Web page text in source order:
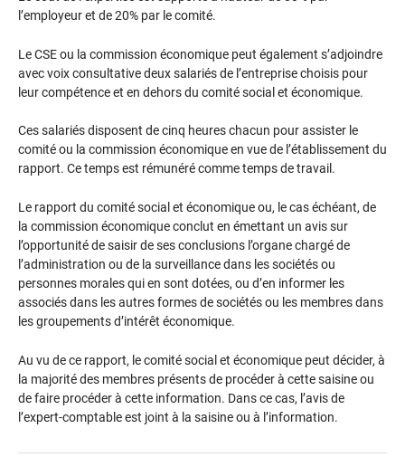
l’employeur et de 20% par le comité.
Le CSE ou la commission économique peut également s’adjoindre
avec voix consultative deux salariés de l’entreprise choisis pour
leur compétence et en dehors du comité social et économique.
Ces salariés disposent de cinq heures chacun pour assister le
comité ou la commission économique en vue de l’établissement du
rapport. Ce temps est rémunéré comme temps de travail.
Le rapport du comité social et économique ou, le cas échéant, de
la commission économique conclut en émettant un avis sur
l’opportunité de saisir de ses conclusions l’organe chargé de
l’administration ou de la surveillance dans les sociétés ou
personnes morales qui en sont dotées, ou d’en informer les
associés dans les autres formes de sociétés ou les membres dans
les groupements d’intérêt économique.
Au vu de ce rapport, le comité social et économique peut décider, à
la majorité des membres présents de procéder à cette saisine ou
de faire procéder à cette information. Dans ce cas, l’avis de
l’expert-comptable est joint à la saisine ou à l’information.